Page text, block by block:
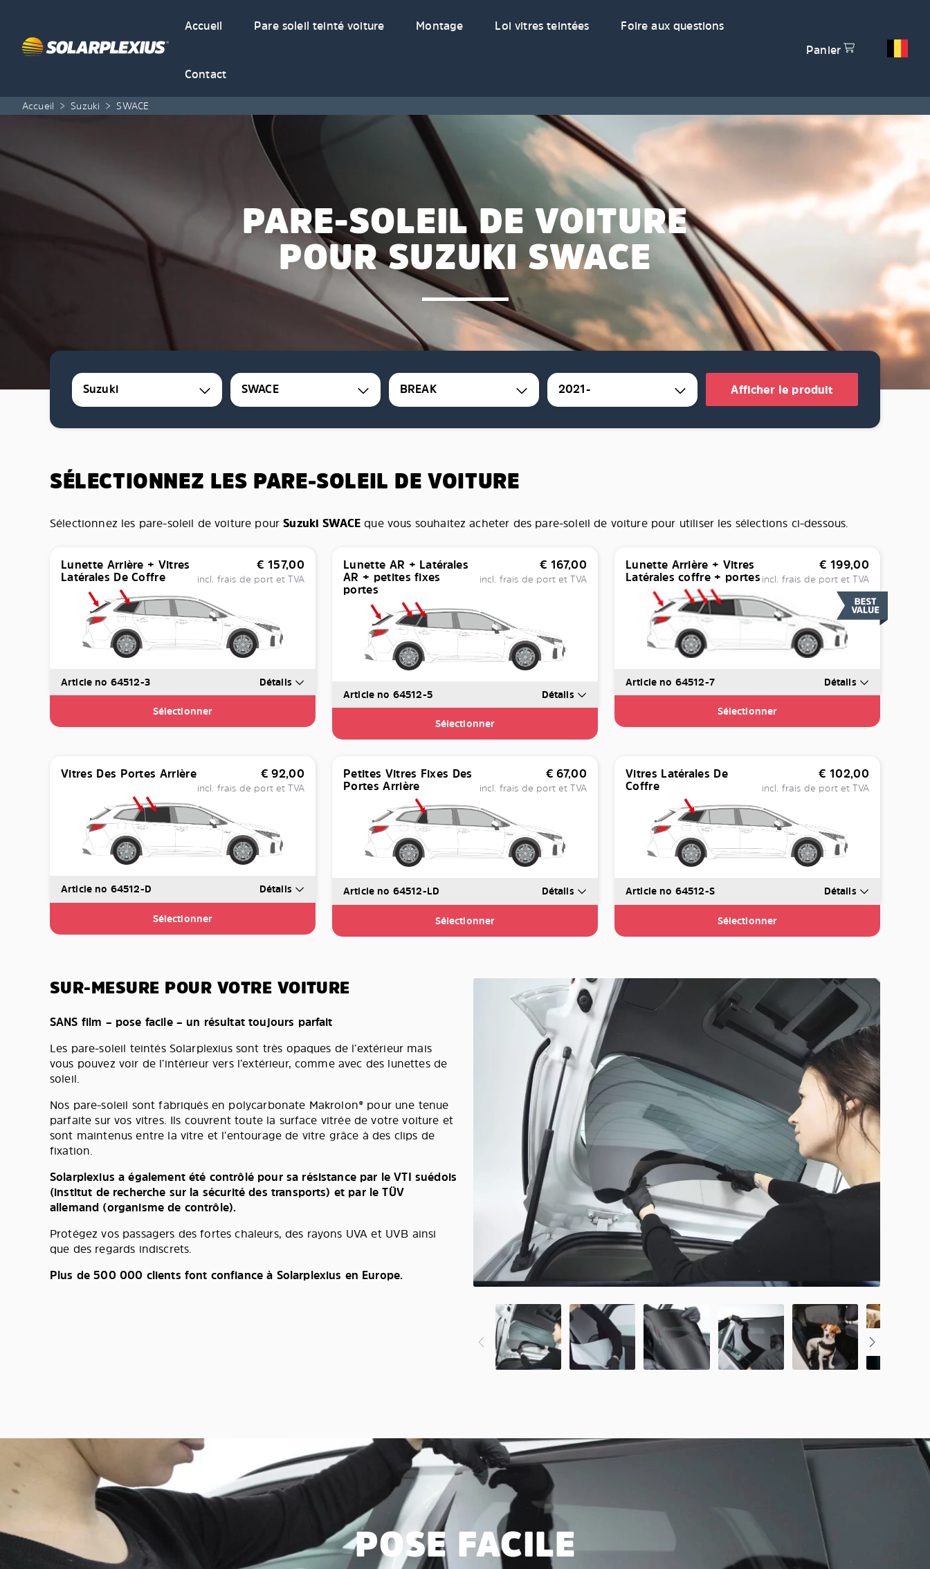
Accueil
Pare soleil teinté voiture Montage Loi vitres teintées Foire aux questions
Contact
Panier
Accueil > Suzuki > SWACE
PARE-SOLEIL DE VOITURE
POUR SUZUKI SWACE
Suzuki SWACE BREAK 2021- Afficher le produit
SÉLECTIONNEZ LES PARE-SOLEIL DE VOITURE
Sélectionnez les pare-soleil de voiture pourSuzuki SWACE que vous souhaitez acheter des pare-soleil de voiture pour utiliser les sélections ci-dessous.
Lunette Arrière + Vitres
Latérales De Coffre
€ 157,00
incl. frais de port et TVA
Article no 64512-3 Détails
Sélectionner
Lunette AR + Latérales
AR + petites fixes
portes
€ 167,00
incl. frais de port et TVA
Article no 64512-5 Détails
Sélectionner
Lunette Arrière + Vitres
Latérales coffre + portes
€ 199,00
incl. frais de port et TVA
Article no 64512-7 Détails
Sélectionner
Vitres Des Portes Arrière € 92,00
incl. frais de port et TVA
Article no 64512-D Détails
Sélectionner
Petites Vitres Fixes Des
Portes Arrière
€ 67,00
incl. frais de port et TVA
Article no 64512-LD Détails
Sélectionner
Vitres Latérales De
Coffre
€ 102,00
incl. frais de port et TVA
Article no 64512-S Détails
Sélectionner
SUR-MESURE POUR VOTRE VOITURE
SANS film – pose facile – un résultat toujours parfait
Les pare-soleil teintés Solarplexius sont très opaques de l’extérieur mais
vous pouvez voir de l’intérieur vers l’extérieur, comme avec des lunettes de
soleil.
Nos pare-soleil sont fabriqués en polycarbonate Makrolon® pour une tenue
parfaite sur vos vitres. Ils couvrent toute la surface vitrée de votre voiture et
sont maintenus entre la vitre et l’entourage de vitre grâce à des clips de
fixation.
Solarplexius a également été contrôlé pour sa résistance par le VTI suédois
(institut de recherche sur la sécurité des transports) et par le TÜV
allemand (organisme de contrôle).
Protégez vos passagers des fortes chaleurs, des rayons UVA et UVB ainsi
que des regards indiscrets.
Plus de 500 000 clients font confiance à Solarplexius en Europe.
POSE FACILE